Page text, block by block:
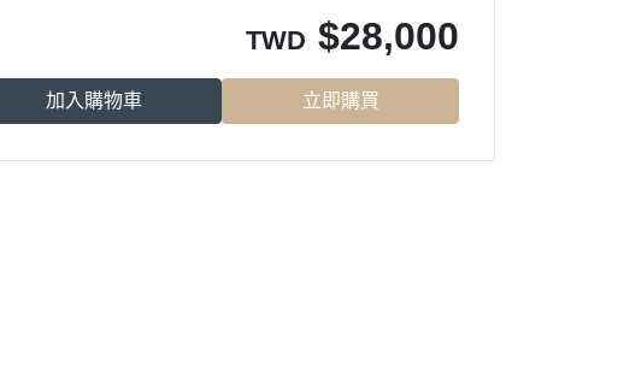
TWD $28,000
加入購物車 立即購買